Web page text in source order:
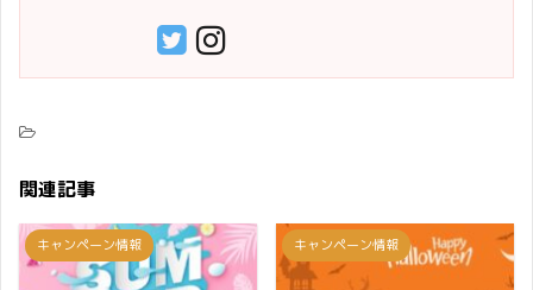
関連記事
キャンペーン情報 キャンペーン情報